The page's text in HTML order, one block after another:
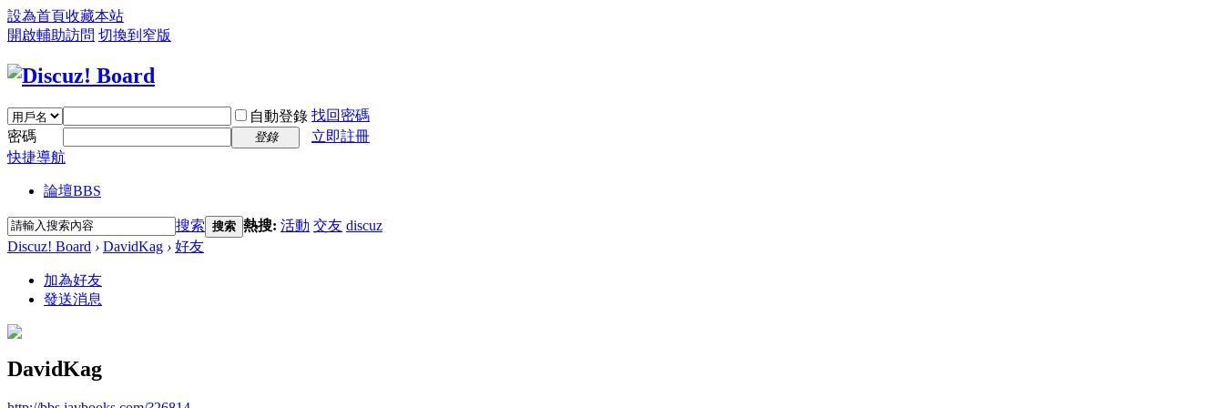
設為首頁收藏本站
開啟輔助訪問 切換到窄版
自動登錄 找回密碼
密碼
登錄
立即註冊
快捷導航
論壇BBS
搜索 搜索 熱搜: 活動 交友 discuz
Discuz! Board › DavidKag › 好友
加為好友
發送消息
DavidKag